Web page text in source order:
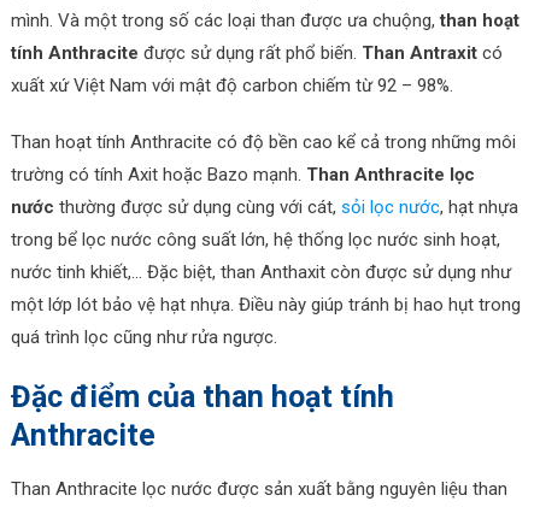
mình. Và một trong số các loại than được ưa chuộng,than hoạt
tính Anthracite được sử dụng rất phổ biến. Than Antraxitcó
xuất xứ Việt Nam với mật độ carbon chiếm từ 92 – 98%.
Than hoạt tính Anthracite có độ bền cao kể cả trong những môi
trường có tính Axit hoặc Bazo mạnh. Than Anthracite lọc
nước thường được sử dụng cùng với cát, sỏi lọc nước, hạt nhựa
trong bể lọc nước công suất lớn, hệ thống lọc nước sinh hoạt,
nước tinh khiết,… Đặc biệt, than Anthaxit còn được sử dụng như
một lớp lót bảo vệ hạt nhựa. Điều này giúp tránh bị hao hụt trong
quá trình lọc cũng như rửa ngược.
Đặc điểm của than hoạt tính
Anthracite
Than Anthracite lọc nước được sản xuất bằng nguyên liệu than